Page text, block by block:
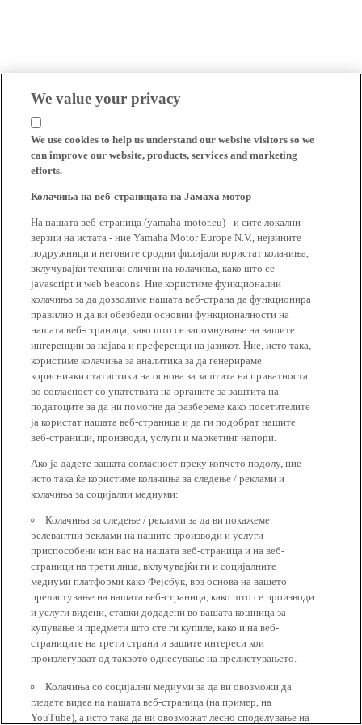
We value your privacy
We use cookies to help us understand our website visitors so we
can improve our website, products, services and marketing
efforts.
Колачиња на веб-страницата на Јамаха мотор
На нашата веб-страница (yamaha-motor.eu) - и сите локални
верзии на истата - ние Yamaha Motor Europe N.V., нејзините
подружници и неговите сродни филијали користат колачиња,
вклучувајќи техники слични на колачиња, како што се
javascript и web beacons. Ние користиме функционални
колачиња за да дозволиме нашата веб-страна да функционира
правилно и да ви обезбеди основни функционалности на
нашата веб-страница, како што се запомнување на вашите
ингеренции за најава и преференци на јазикот. Ние, исто така,
користиме колачиња за аналитика за да генерираме
кориснички статистики на основа за заштита на приватноста
во согласност со упатствата на органите за заштита на
податоците за да ни помогне да разбереме како посетителите
ја користат нашата веб-страница и да ги подобрат нашите
веб-страници, производи, услуги и маркетинг напори.
Ако ја дадете вашата согласност преку копчето подолу, ние
исто така ќе користиме колачиња за следење / реклами и
колачиња за социјални медиуми:
Колачиња за следење / реклами за да ви покажеме
релевантни реклами на нашите производи и услуги
приспособени кон вас на нашата веб-страница и на веб-
страници на трети лица, вклучувајќи ги и социјалните
медиуми платформи како Фејсбук, врз основа на вашето
прелистување на нашата веб-страница, како што се производи
и услуги видени, ставки додадени во вашата кошница за
купување и предмети што сте ги купиле, како и на веб-
страниците на трети страни и вашите интереси кои
произлегуваат од таквото однесување на прелистувањето.
Колачиња со социјални медиуми за да ви овозможи да
гледате видеа на нашата веб-страница (на пример, на
YouTube), а исто така да ви овозможат лесно споделување на